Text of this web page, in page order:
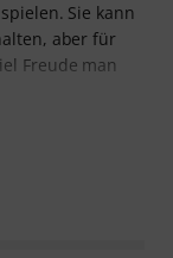
Sie kann
aber für
Freude man